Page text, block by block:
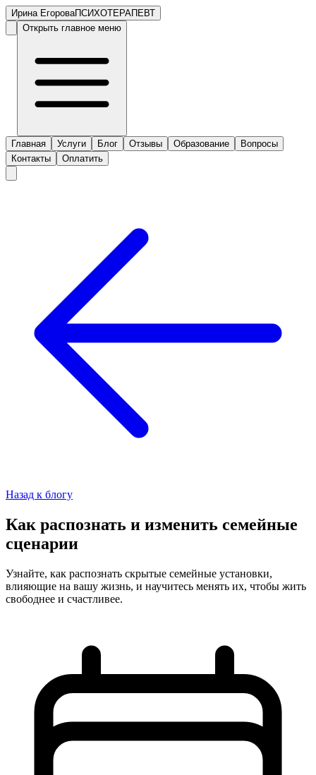
Ирина ЕгороваПСИХОТЕРАПЕВТ
Открыть главное меню
Главная Услуги Блог Отзывы Образование
Вопросы
Контакты
Оплатить
Назад к блогу
Как распознать и изменить семейные
сценарии
Узнайте, как распознать скрытые семейные установки,
влияющие на вашу жизнь, и научитесь менять их, чтобы жить
свободнее и счастливее.